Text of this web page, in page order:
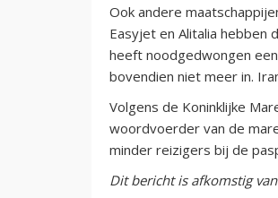
Ook andere
Easyjet en Alitalia hebben
heeft noodgedwongen
bovendien niet meer in.
Volgens de Koninklijke
woordvoerder van de
minder reizigers bij de
Dit bericht is afkomstig